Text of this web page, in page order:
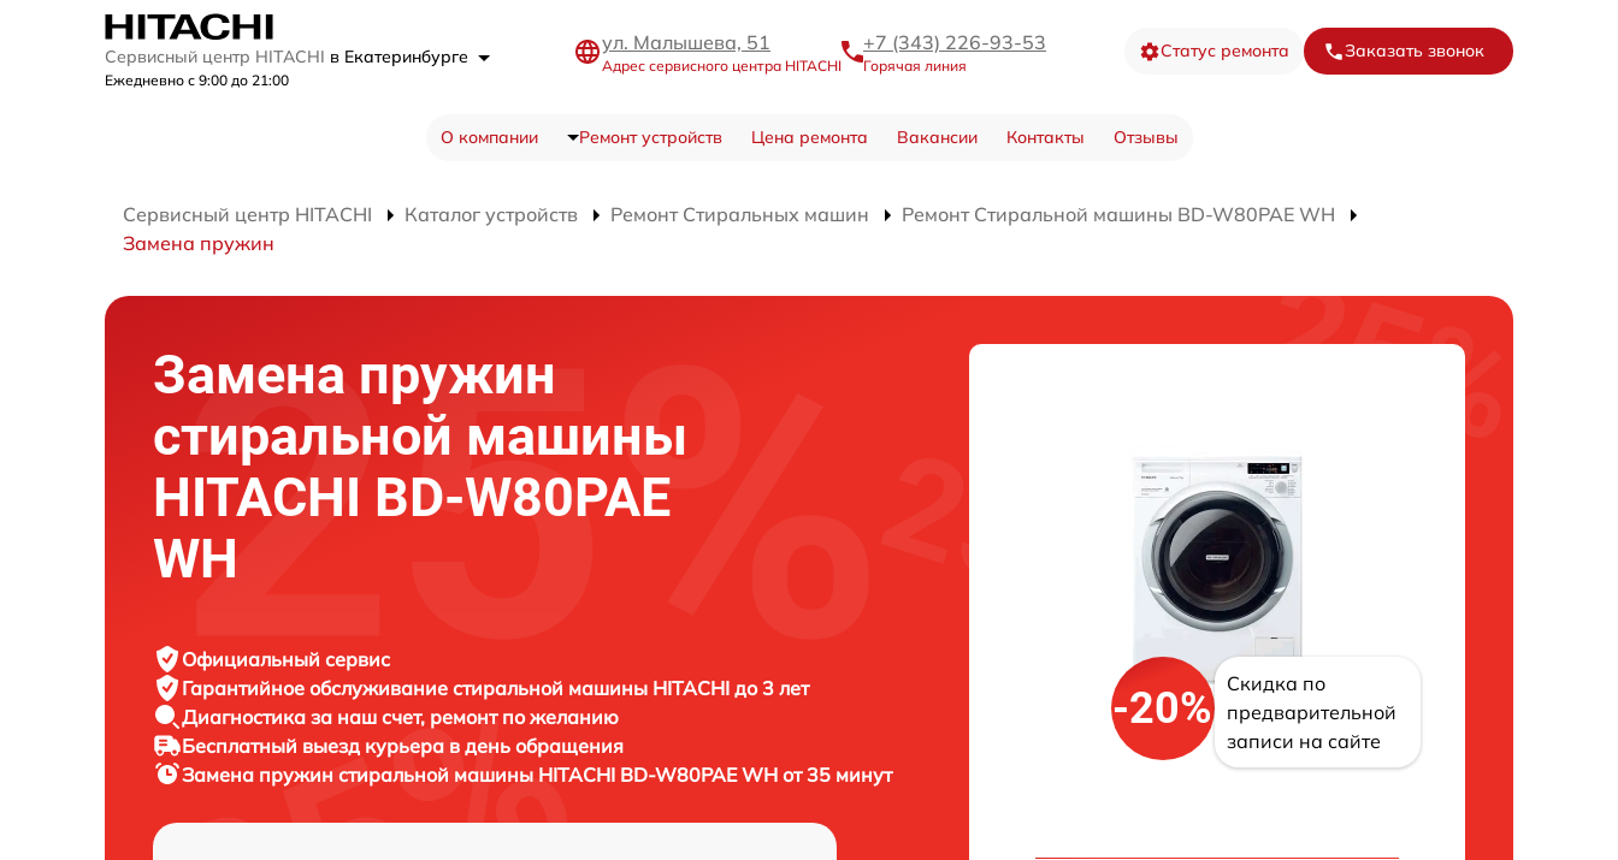
Сервисный центр HITACHI в Екатеринбурге
Ежедневно с 9:00 до 21:00
ул. Малышева, 51
Адрес сервисного центра HITACHI
+7 (343) 226-93-53
Горячая линия
Статус ремонта Заказать звонок
О компании Ремонт устройств Цена ремонта Вакансии Контакты Отзывы
Сервисный центр HITACHI Каталог устройств Ремонт Стиральных машин
Ремонт Стиральной машины BD-W80PAE WH
Замена пружин
Замена пружин
стиральной машины
HITACHI BD-W80PAE
WH
Официальный сервис
Гарантийное обслуживание стиральной машины HITACHI до 3 лет
Диагностика за наш счет, ремонт по желанию
Бесплатный выезд курьера в день обращения
Замена пружин стиральной машины HITACHI BD-W80PAE WH от 35 минут
-20%
Скидка по
предварительной
записи на сайте